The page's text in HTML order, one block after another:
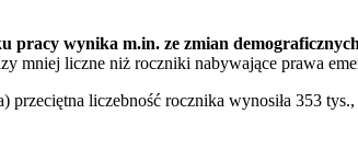
pracy wynika m.in. ze zmian demograficznych
mniej liczne niż roczniki nabywające prawa
liczebność rocznika wynosiła 353